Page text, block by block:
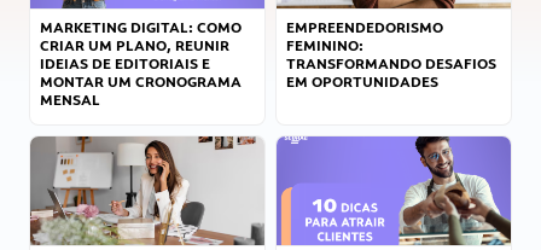
MARKETING DIGITAL: COMO
CRIAR UM PLANO, REUNIR
IDEIAS DE EDITORIAIS E
MONTAR UM CRONOGRAMA
MENSAL
EMPREENDEDORISMO
FEMININO:
TRANSFORMANDO DESAFIOS
EM OPORTUNIDADES